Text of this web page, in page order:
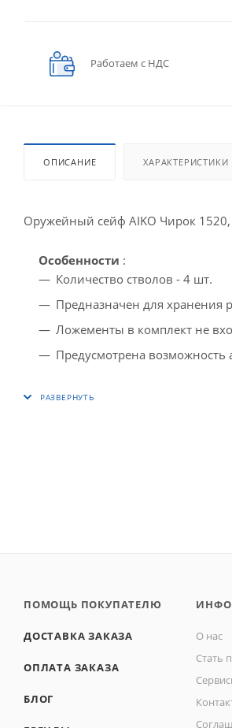
Работаем с НДС
ОПИСАНИЕ ХАРАКТЕРИСТИКИ
Оружейный сейф AIKO Чирок 1520,
Особенности :
Количество стволов - 4 шт.
Предназначен для хранения
Ложементы в комплект не
Предусмотрена возможность
ПОМОЩЬ ПОКУПАТЕЛЮ
ДОСТАВКА ЗАКАЗА
ОПЛАТА ЗАКАЗА
БЛОГ
О нас
Стать